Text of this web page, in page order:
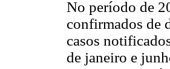
No período de
confirmados de
casos
de janeiro e